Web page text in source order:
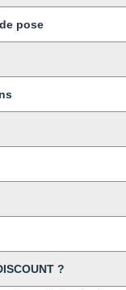
pose
?